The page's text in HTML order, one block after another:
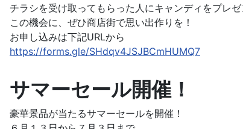
チラシを受け取ってもらった人にキャンディをプレ
この機会に、ぜひ商店街で思い出作りを！
お申し込みは下記URLから
https://forms.gle/SHdqv4JSJBCmHUMQ7
サマーセール開催！
豪華景品が当たるサマーセールを開催！